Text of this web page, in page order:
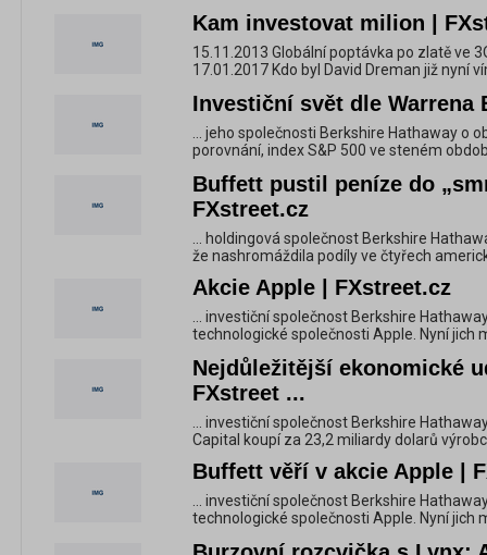
Kam investovat milion |
15.11.2013 Globální poptávka po zlatě ve
17.01.2017 Kdo byl David Dreman již nyní
Investiční svět dle Warrena
... jeho společnosti Berkshire Hathaway o
porovnání, index S&P 500 ve steném
Buffett pustil peníze do
FXstreet.cz
... holdingová společnost Berkshire
že nashromáždila podíly ve čtyřech
Akcie Apple | FXstreet.cz
... investiční společnost Berkshire
technologické společnosti Apple. Nyní jich
Nejdůležitější ekonomické
FXstreet ...
... investiční společnost Berkshire
Capital koupí za 23,2 miliardy dolarů
Buffett věří v akcie Apple |
... investiční společnost Berkshire
technologické společnosti Apple. Nyní jich